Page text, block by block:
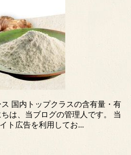
国内トップクラスの含有量・有
は、当ブログの管理人です。 当
ト広告を利用してお...